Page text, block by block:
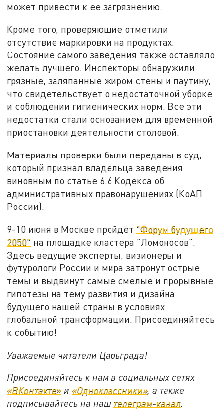
может привести к ее загрязнению.
Кроме того, проверяющие отметили
отсутствие маркировки на продуктах.
Состояние самого заведения также оставляло
желать лучшего. Инспекторы обнаружили
грязные, заляпанные жиром стены и паутину,
что свидетельствует о недостаточной уборке
и соблюдении гигиенических норм. Все эти
недостатки стали основанием для временной
приостановки деятельности столовой.
Материалы проверки были переданы в суд,
который признал владельца заведения
виновным по статье 6.6 Кодекса об
административных правонарушениях (КоАП
России).
9-10 июня в Москве пройдёт "Форум будущего
2050" на площадке кластера "Ломоносов".
Здесь ведущие эксперты, визионеры и
футурологи России и мира затронут острые
темы и выдвинут самые смелые и прорывные
гипотезы на тему развития и дизайна
будущего нашей страны в условиях
глобальной трансформации. Присоединяйтесь
к событию!
Уважаемые читатели Царьграда!
Присоединяйтесь к нам в социальных сетях
«ВКонтакте» и «Одноклассники», а также
подписывайтесь на наш телеграм-канал.